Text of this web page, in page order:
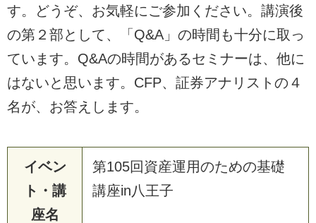
す。どうぞ、お気軽にご参加ください。講演後
の第２部として、「Q&A」の時間も十分に取っ
ています。Q&Aの時間があるセミナーは、他に
はないと思います。CFP、証券アナリストの４
名が、お答えします。
イベン
ト・講
座名
第105回資産運用のための基礎
講座in八王子